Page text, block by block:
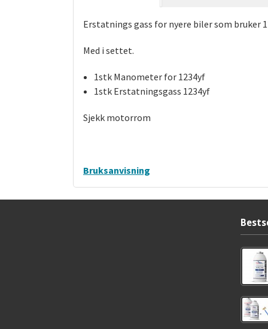
Erstatnings gass for nyere biler som bruker
Med i settet.
1stk Manometer for 1234yf
1stk Erstatningsgass 1234yf
Sjekk motorrom
Bruksanvisning